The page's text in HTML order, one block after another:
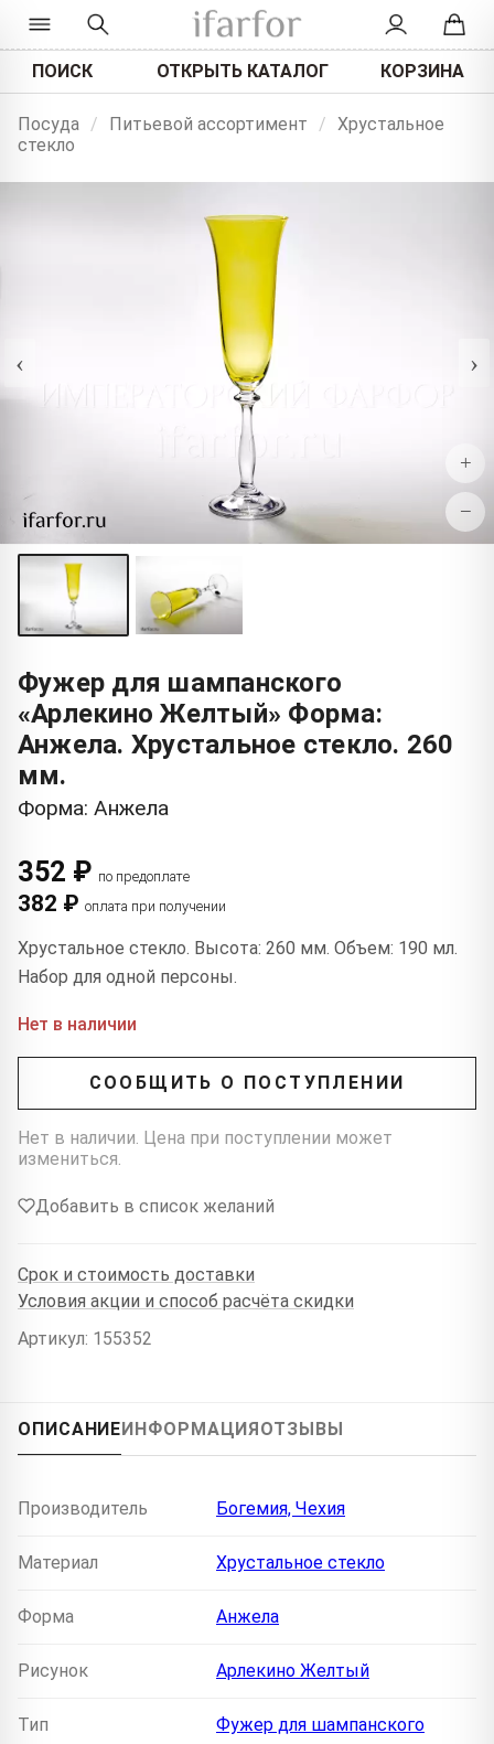
ПОИСК ОТКРЫТЬ КАТАЛОГ КОРЗИНА
Посуда / Питьевой ассортимент / Хрустальное
стекло
‹ ›
+
−
Фужер для шампанского
«Арлекино Желтый» Форма:
Анжела. Хрустальное стекло. 260
мм.
Форма: Анжела
352 ₽ по предоплате
382 ₽ оплата при получении
Хрустальное стекло. Высота: 260 мм. Объем: 190 мл.
Набор для одной персоны.
Нет в наличии
СООБЩИТЬ О ПОСТУПЛЕНИИ
Нет в наличии. Цена при поступлении может
измениться.
Добавить в список желаний
Срок и стоимость доставки
Условия акции и способ расчёта скидки
Артикул: 155352
ОПИСАНИЕИНФОРМАЦИЯОТЗЫВЫ
Производитель Богемия, Чехия
Материал Хрустальное стекло
Форма Анжела
Рисунок Арлекино Желтый
Тип Фужер для шампанского